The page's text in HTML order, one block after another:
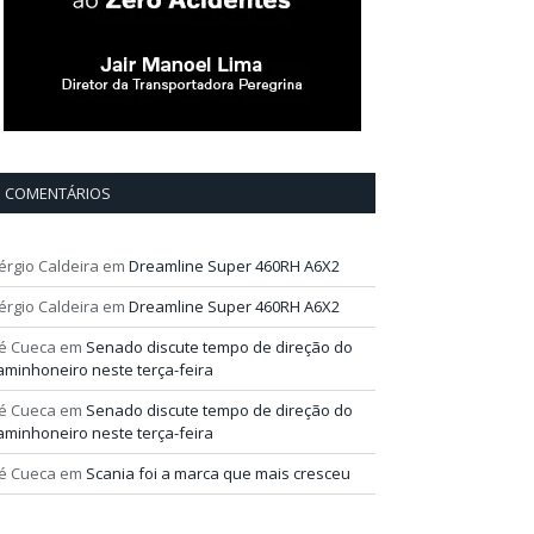
COMENTÁRIOS
Caldeira em Dreamline Super 460RH A6X2
Caldeira em Dreamline Super 460RH A6X2
Cueca em Senado discute tempo de direção do
neste terça-feira
Cueca em Senado discute tempo de direção do
neste terça-feira
Cueca em Scania foi a marca que mais cresceu